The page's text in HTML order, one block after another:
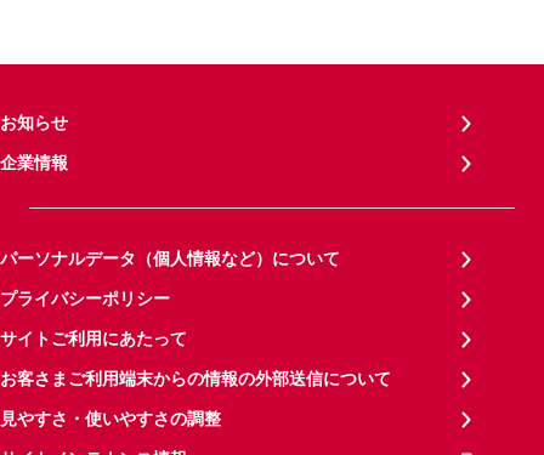
お知らせ
企業情報
パーソナルデータ（個人情報など）について
プライバシーポリシー
サイトご利用にあたって
お客さまご利用端末からの情報の外部送信について
見やすさ・使いやすさの調整